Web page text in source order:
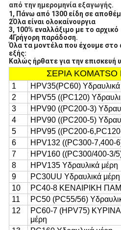
από την ημερομηνία εξαγωγής.
1, Πάνω από 1300 είδη σε
2Όλα είναι ολοκαίνουργια
3, 100% εναλλάξιμο με το αρχικό
4Γρήγορη παράδοση.
Όλα τα μοντέλα που έχουμε στο
εξής:
Καλώς ήρθατε για την
ΣΕΡΙΑ KOMATSO
1
HPV35(PC60) Υδραυλικά
2
HPV55 ((PC120)
3
HPV90 ((PC200-3)
4
HPV90 ((PC200-5)
5
HPV95 ((PC200-
6
HPV132 ((PC300-7,400-
7
HPV160 ((PC300/400-3/
8
HPV135 Υδραυλικά μέρη
9
PC30UU Υδραυλικά μέρη
10
PC40-8 ΚΕΝΑΙΡΙΚΗ
11
PC50 (PC55/56)
12
PC60-7 (HPV75)
μέρη